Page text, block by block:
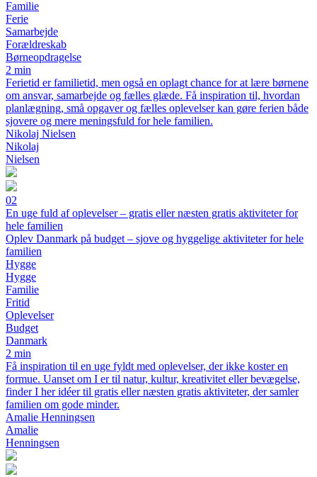
Familie
Ferie
Samarbejde
Forældreskab
Børneopdragelse
2 min
Ferietid er familietid, men også en oplagt chance for at lære børnene
om ansvar, samarbejde og fælles glæde. Få inspiration til, hvordan
planlægning, små opgaver og fælles oplevelser kan gøre ferien både
sjovere og mere meningsfuld for hele familien.
Nikolaj Nielsen
Nikolaj
Nielsen
02
En uge fuld af oplevelser – gratis eller næsten gratis aktiviteter for
hele familien
Oplev Danmark på budget – sjove og hyggelige aktiviteter for hele
familien
Hygge
Hygge
Familie
Fritid
Oplevelser
Budget
Danmark
2 min
Få inspiration til en uge fyldt med oplevelser, der ikke koster en
formue. Uanset om I er til natur, kultur, kreativitet eller bevægelse,
finder I her idéer til gratis eller næsten gratis aktiviteter, der samler
familien om gode minder.
Amalie Henningsen
Amalie
Henningsen